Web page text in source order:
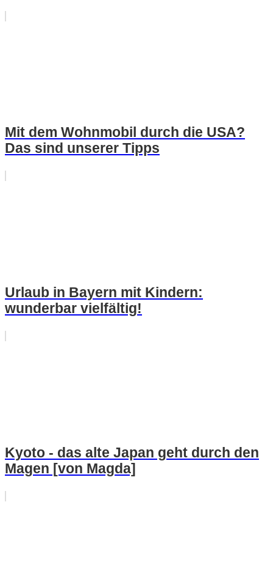
Mit dem Wohnmobil durch die USA?
Das sind unserer Tipps
Urlaub in Bayern mit Kindern:
wunderbar vielfältig!
Kyoto - das alte Japan geht durch den
Magen [von Magda]